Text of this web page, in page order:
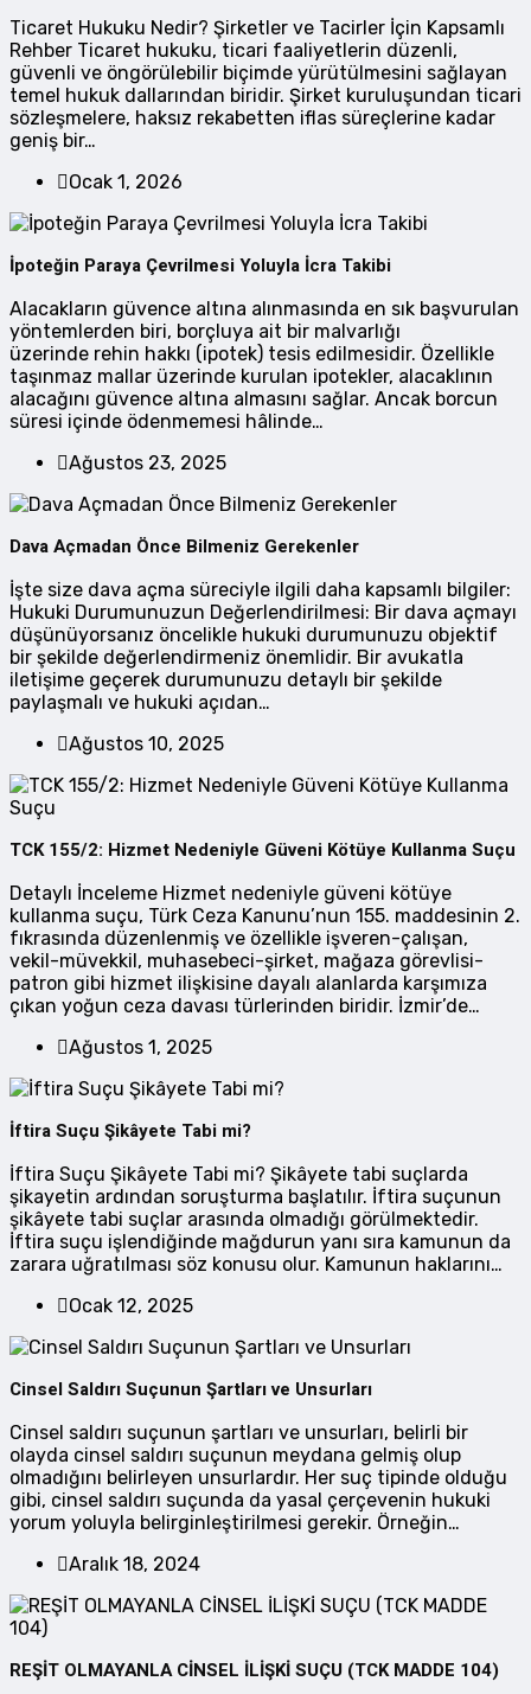
Ticaret Hukuku Nedir? Şirketler ve Tacirler İçin Kapsamlı
Rehber Ticaret hukuku, ticari faaliyetlerin düzenli,
güvenli ve öngörülebilir biçimde yürütülmesini sağlayan
temel hukuk dallarından biridir. Şirket kuruluşundan ticari
sözleşmelere, haksız rekabetten iflas süreçlerine kadar
geniş bir…
Ocak 1, 2026
İpoteğin Paraya Çevrilmesi Yoluyla İcra Takibi
Alacakların güvence altına alınmasında en sık başvurulan
yöntemlerden biri, borçluya ait bir malvarlığı
üzerinde rehin hakkı (ipotek) tesis edilmesidir. Özellikle
taşınmaz mallar üzerinde kurulan ipotekler, alacaklının
alacağını güvence altına almasını sağlar. Ancak borcun
süresi içinde ödenmemesi hâlinde…
Ağustos 23, 2025
Dava Açmadan Önce Bilmeniz Gerekenler
İşte size dava açma süreciyle ilgili daha kapsamlı bilgiler:
Hukuki Durumunuzun Değerlendirilmesi: Bir dava açmayı
düşünüyorsanız öncelikle hukuki durumunuzu objektif
bir şekilde değerlendirmeniz önemlidir. Bir avukatla
iletişime geçerek durumunuzu detaylı bir şekilde
paylaşmalı ve hukuki açıdan…
Ağustos 10, 2025
TCK 155/2: Hizmet Nedeniyle Güveni Kötüye Kullanma Suçu
Detaylı İnceleme Hizmet nedeniyle güveni kötüye
kullanma suçu, Türk Ceza Kanunu’nun 155. maddesinin 2.
fıkrasında düzenlenmiş ve özellikle işveren-çalışan,
vekil-müvekkil, muhasebeci-şirket, mağaza görevlisi-
patron gibi hizmet ilişkisine dayalı alanlarda karşımıza
çıkan yoğun ceza davası türlerinden biridir. İzmir’de…
Ağustos 1, 2025
İftira Suçu Şikâyete Tabi mi?
İftira Suçu Şikâyete Tabi mi? Şikâyete tabi suçlarda
şikayetin ardından soruşturma başlatılır. İftira suçunun
şikâyete tabi suçlar arasında olmadığı görülmektedir.
İftira suçu işlendiğinde mağdurun yanı sıra kamunun da
zarara uğratılması söz konusu olur. Kamunun haklarını…
Ocak 12, 2025
Cinsel Saldırı Suçunun Şartları ve Unsurları
Cinsel saldırı suçunun şartları ve unsurları, belirli bir
olayda cinsel saldırı suçunun meydana gelmiş olup
olmadığını belirleyen unsurlardır. Her suç tipinde olduğu
gibi, cinsel saldırı suçunda da yasal çerçevenin hukuki
yorum yoluyla belirginleştirilmesi gerekir. Örneğin…
Aralık 18, 2024
REŞİT OLMAYANLA CİNSEL İLİŞKİ SUÇU (TCK MADDE 104)